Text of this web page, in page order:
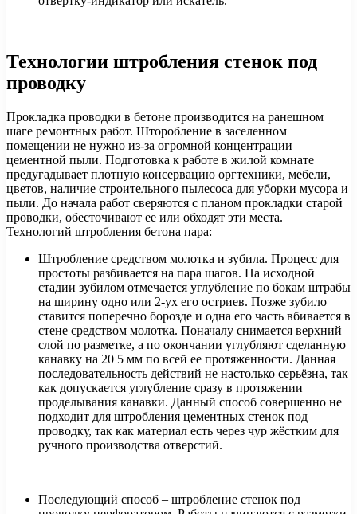
Технологии штробления стенок под
проводку
Прокладка проводки в бетоне производится на ранешном
шаге ремонтных работ. Шторобление в заселенном
помещении не нужно из-за огромной концентрации
цементной пыли. Подготовка к работе в жилой комнате
предугадывает плотную консервацию оргтехники, мебели,
цветов, наличие строительного пылесоса для уборки мусора и
пыли. До начала работ сверяются с планом прокладки старой
проводки, обесточивают ее или обходят эти места.
Технологий штробления бетона пара:
Штробление средством молотка и зубила. Процесс для
простоты разбивается на пара шагов. На исходной
стадии зубилом отмечается углубление по бокам штрабы
на ширину одно или 2-ух его остриев. Позже зубило
ставится поперечно борозде и одна его часть вбивается в
стене средством молотка. Поначалу снимается верхний
слой по разметке, а по окончании углубляют сделанную
канавку на 20 5 мм по всей ее протяженности. Данная
последовательность действий не настолько серьёзна, так
как допускается углубление сразу в протяжении
проделывания канавки. Данный способ совершенно не
подходит для штробления цементных стенок под
проводку, так как материал есть через чур жёстким для
ручного производства отверстий.
Последующий способ – штробление стенок под